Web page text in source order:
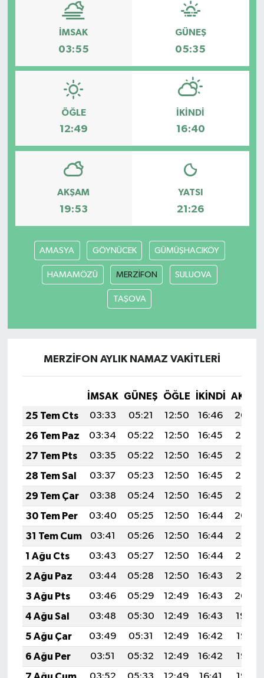
İMSAK
03:55
GÜNEŞ
05:35
ÖĞLE
12:49
İKINDI
16:40
AKŞAM
19:53
YATSI
21:26
AMASYA GÖYNÜCEK GÜMÜŞHACIKÖY
HAMAMÖZÜ MERZİFON SULUOVA
TAŞOVA
MERZİFON AYLIK NAMAZ VAKITLERI
İMSAK GÜNEŞ ÖĞLE İKINDI
25 Tem Cts
03:33 05:21 12:50 16:46
20:09
26 Tem Paz
03:34 05:22 12:50 16:45
20:08
27 Tem Pts
03:35 05:22 12:50 16:45
20:07
28 Tem Sal
03:37 05:23 12:50 16:45
20:06
29 Tem Çar
03:38 05:24 12:50 16:45
20:05
30 Tem Per
03:40 05:25 12:50 16:44
20:04
31 Tem Cum
03:41 05:26 12:50 16:44
20:03
1 Ağu Cts
03:43 05:27 12:50 16:44
20:02
2 Ağu Paz
03:44 05:28 12:50 16:43
20:01
3 Ağu Pts
03:46 05:29 12:49 16:43
20:00
4 Ağu Sal
03:48 05:30 12:49 16:43
19:59
5 Ağu Çar
03:49 05:31 12:49 16:42
19:58
6 Ağu Per
03:51 05:32 12:49 16:42
19:56